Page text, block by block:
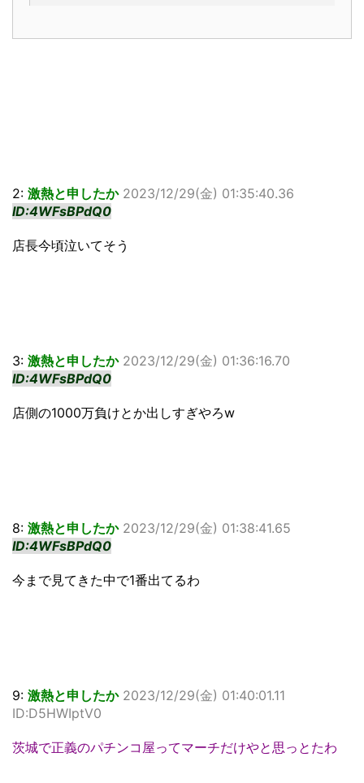
2: 激熱と申したか 2023/12/29(金) 01:35:40.36
ID:4WFsBPdQ0
店長今頃泣いてそう
3: 激熱と申したか 2023/12/29(金) 01:36:16.70
ID:4WFsBPdQ0
店側の1000万負けとか出しすぎやろw
8: 激熱と申したか 2023/12/29(金) 01:38:41.65
ID:4WFsBPdQ0
今まで見てきた中で1番出てるわ
9: 激熱と申したか 2023/12/29(金) 01:40:01.11
ID:D5HWIptV0
茨城で正義のパチンコ屋ってマーチだけやと思っとたわ